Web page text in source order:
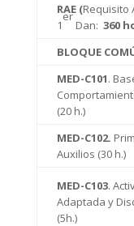
RAE (Requisito
1
er
Dan: 360
BLOQUE
MED-C101.
(20 h.)
MED-C102.
Auxilios (30 h.)
MED-C103.
Adaptada y
(5h.)